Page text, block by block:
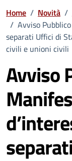
Home / Novità /
/ Avviso
separati Uffici di
civili e unioni civili
Avviso